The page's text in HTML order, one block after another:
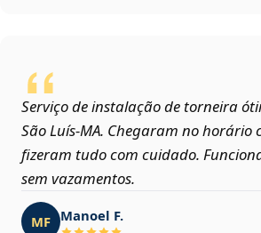
Serviço de instalação de torneira
São Luís‑MA. Chegaram no horário
fizeram tudo com cuidado.
sem vazamentos.
MF Manoel F.